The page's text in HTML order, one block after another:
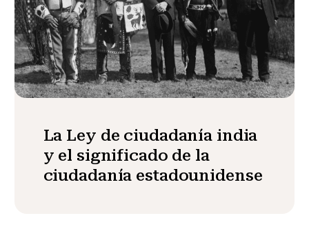
La Ley de ciudadanía india
y el significado de la
ciudadanía estadounidense